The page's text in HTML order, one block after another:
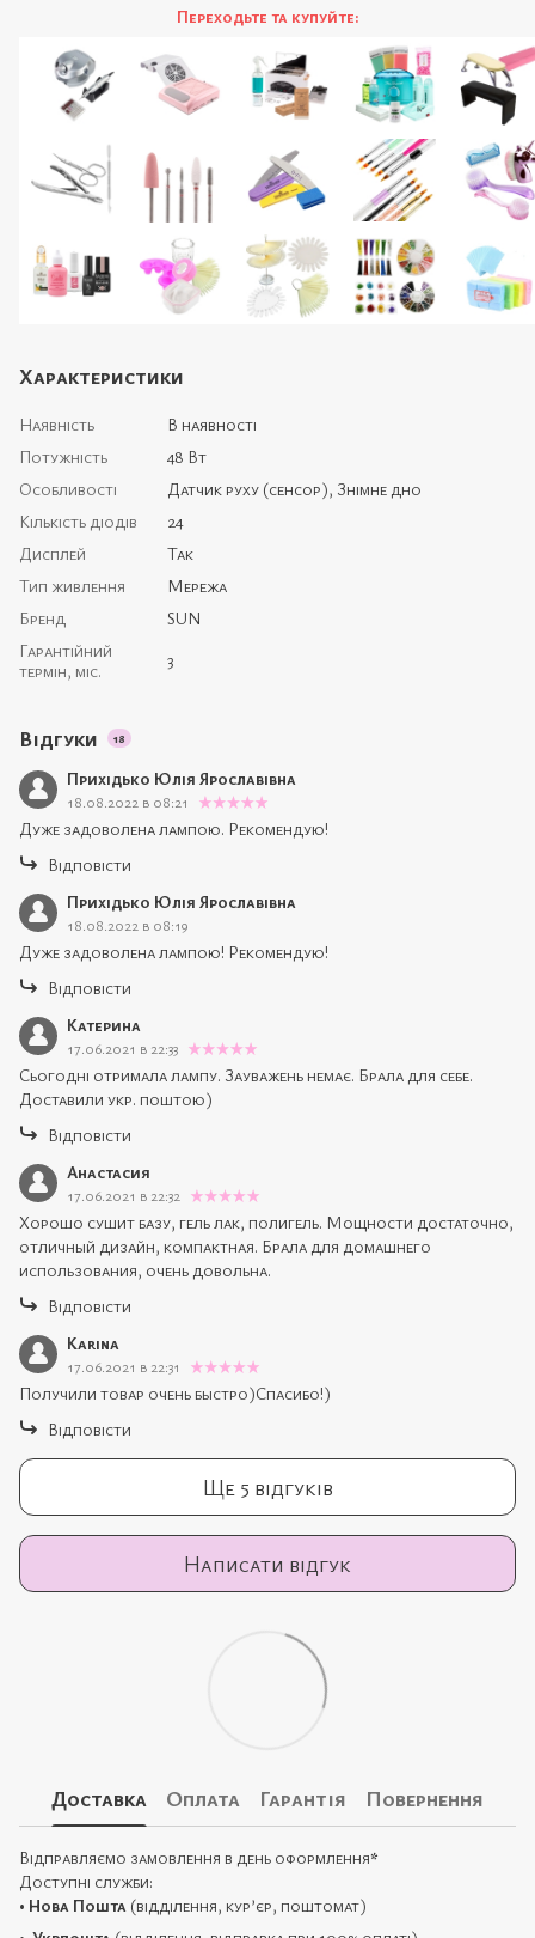
Переходьте та купуйте:
Характеристики
Наявність
В наявності
Потужність
48 Вт
Особливості
Датчик руху (сенсор), Знімне дно
Кількість діодів
24
Дисплей
Так
Тип живлення
Мережа
Бренд
SUN
Гарантійний
термін, міс.
3
Відгуки 18
Прихідько Юлія Ярославівна
18.08.2022 в 08:21
Дуже задоволена лампою. Рекомендую!
Відповісти
Прихідько Юлія Ярославівна
18.08.2022 в 08:19
Дуже задоволена лампою! Рекомендую!
Відповісти
Катерина
17.06.2021 в 22:33
Сьогодні отримала лампу. Зауважень немає. Брала для себе.
Доставили укр. поштою)
Відповісти
Анастасия
17.06.2021 в 22:32
Хорошо сушит базу, гель лак, полигель. Мощности достаточно,
отличный дизайн, компактная. Брала для домашнего
использования, очень довольна.
Відповісти
Karina
17.06.2021 в 22:31
Получили товар очень быстро)Спасибо!)
Відповісти
Ще 5 відгуків
Написати відгук
Доставка Оплата Гарантія Повернення
Відправляємо замовлення в день оформлення*
Доступні служби:
• Нова Пошта (відділення, кур’єр, поштомат)